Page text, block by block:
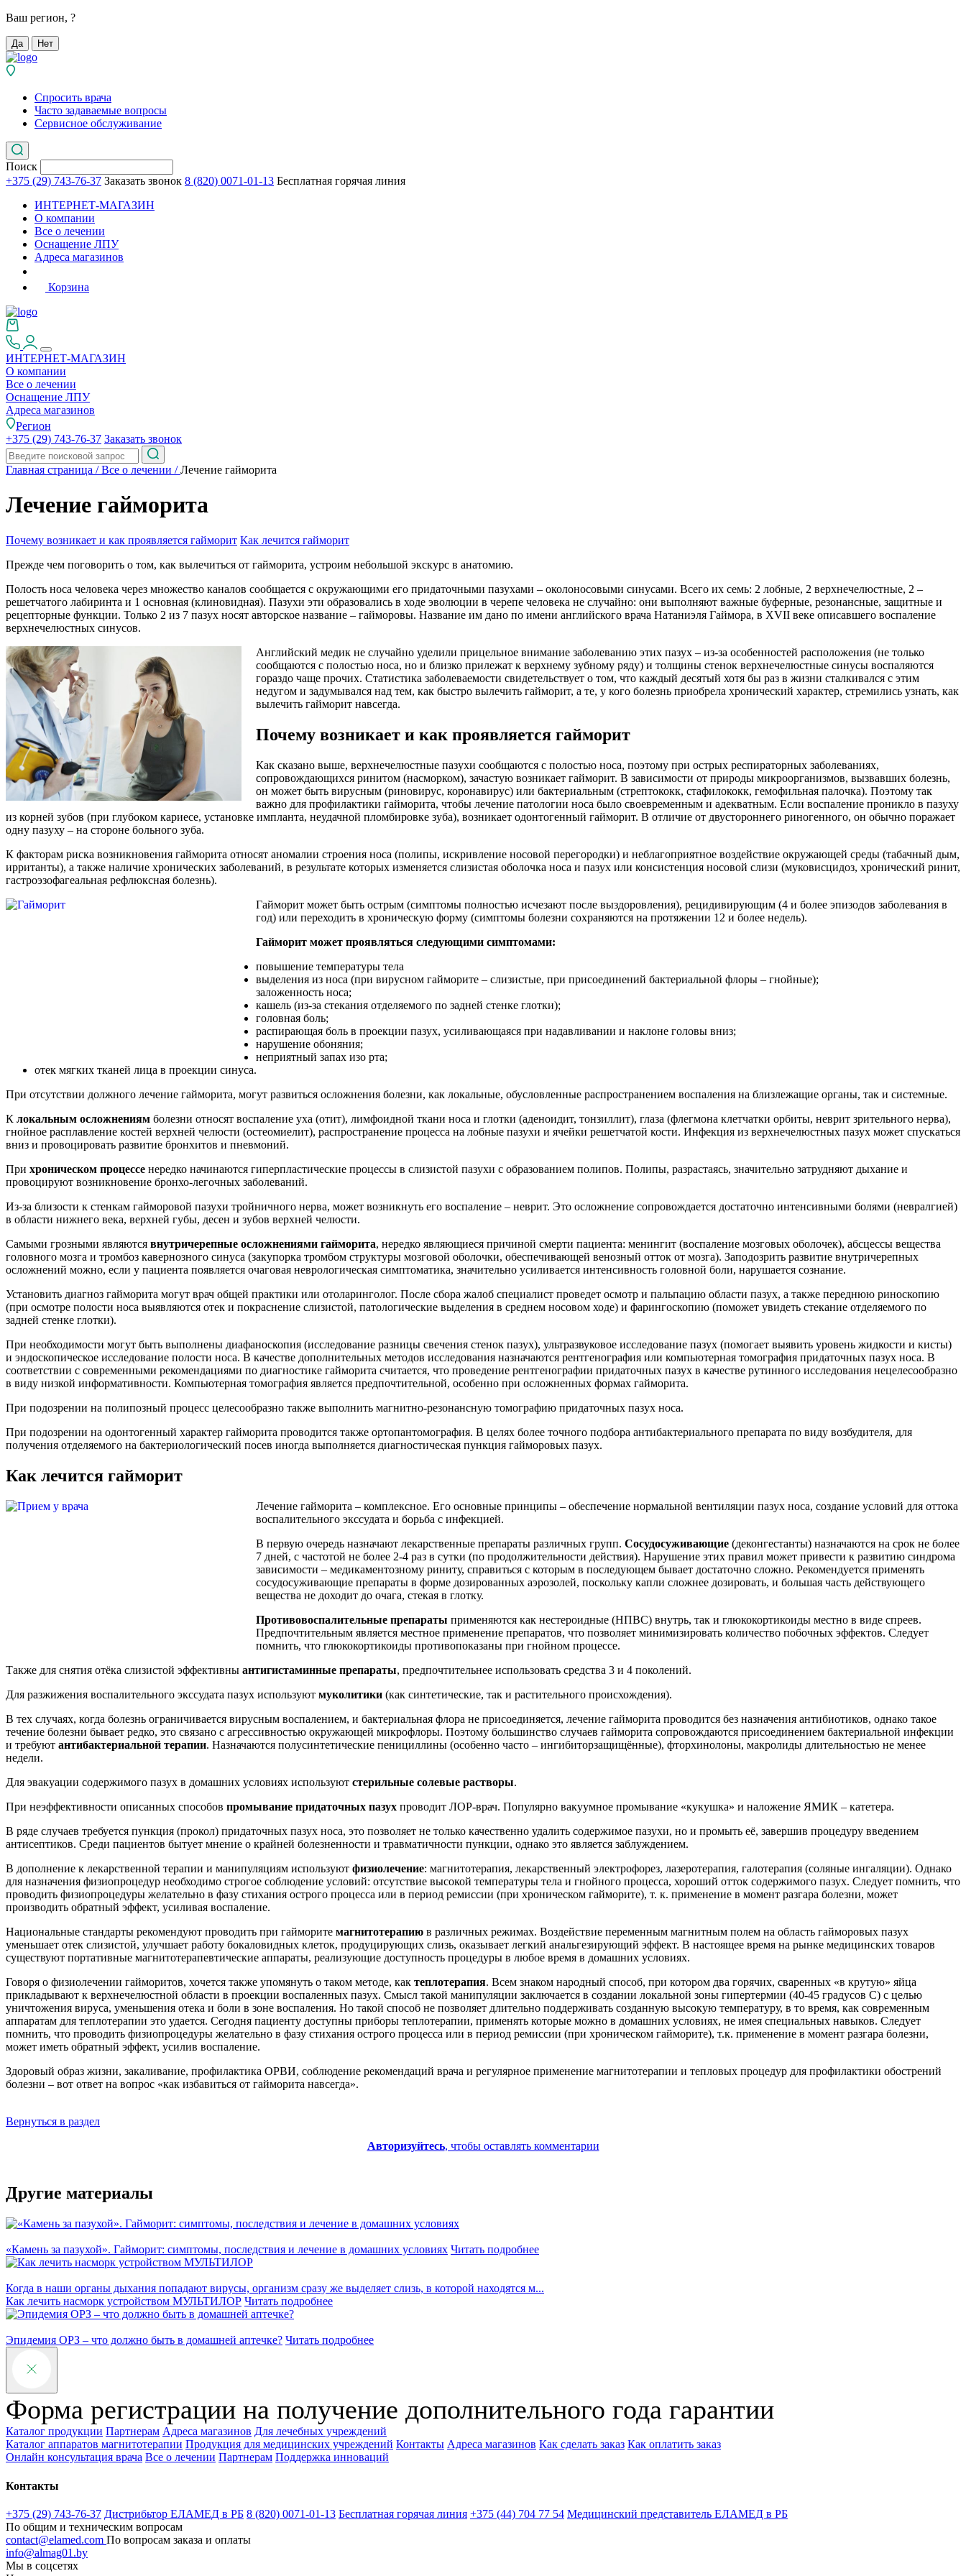
Ваш регион, ?
Да Нет
Спросить врача
Часто задаваемые вопросы
Сервисное обслуживание
Поиск
+375 (29) 743-76-37 Заказать звонок 8 (820) 0071-01-13 Бесплатная горячая линия
ИНТЕРНЕТ-МАГАЗИН
О компании
Все о лечении
Оснащение ЛПУ
Адреса магазинов
Корзина
ИНТЕРНЕТ-МАГАЗИН
О компании
Все о лечении
Оснащение ЛПУ
Адреса магазинов
Регион
+375 (29) 743-76-37 Заказать звонок
Главная страница /Все о лечении /Лечение​ ​гайморита
Лечение​ ​гайморита
Почему возникает и как проявляется гайморит Как лечится гайморит
Прежде чем поговорить о том, как вылечиться от гайморита, устроим небольшой экскурс в анатомию.
Полость носа человека через множество каналов сообщается с окружающими его придаточными пазухами – околоносовыми синусами. Всего их семь: 2 лобные, 2 верхнечелюстные, 2 –
решетчатого лабиринта и 1 основная (клиновидная). Пазухи эти образовались в ходе эволюции в черепе человека не случайно: они выполняют важные буферные, резонансные, защитные и
рецепторные функции. Только 2 из 7 пазух носят авторское название – гайморовы. Название им дано по имени английского врача Натаниэля Гаймора, в XVII веке описавшего воспаление
верхнечелюстных синусов.
Английский медик не случайно уделили прицельное внимание заболеванию этих пазух – из-за особенностей расположения (не только
сообщаются с полостью носа, но и близко прилежат к верхнему зубному ряду) и толщины стенок верхнечелюстные синусы воспаляются
гораздо чаще прочих. Статистика заболеваемости свидетельствует о том, что каждый десятый хотя бы раз в жизни сталкивался с этим
недугом и задумывался над тем, как быстро вылечить гайморит, а те, у кого болезнь приобрела хронический характер, стремились узнать, как
вылечить гайморит навсегда.
Почему возникает и как проявляется гайморит
Как сказано выше, верхнечелюстные пазухи сообщаются с полостью носа, поэтому при острых респираторных заболеваниях,
сопровождающихся ринитом (насморком), зачастую возникает гайморит. В зависимости от природы микроорганизмов, вызвавших болезнь,
он может быть вирусным (риновирус, коронавирус) или бактериальным (стрептококк, стафилококк, гемофильная палочка). Поэтому так
важно для профилактики гайморита, чтобы лечение патологии носа было своевременным и адекватным. Если воспаление проникло в пазуху
из корней зубов (при глубоком кариесе, установке импланта, неудачной пломбировке зуба), возникает одонтогенный гайморит. В отличие от двустороннего риногенного, он обычно поражает
одну пазуху – на стороне больного зуба.
К факторам риска возникновения гайморита относят аномалии строения носа (полипы, искривление носовой перегородки) и неблагоприятное воздействие окружающей среды (табачный дым,
ирританты), а также наличие хронических заболеваний, в результате которых изменяется слизистая оболочка носа и пазух или консистенция носовой слизи (муковисцидоз, хронический ринит,
гастроэзофагеальная рефлюксная болезнь).
Гайморит может быть острым (симптомы полностью исчезают после выздоровления), рецидивирующим (4 и более эпизодов заболевания в
год) или переходить в хроническую форму (симптомы болезни сохраняются на протяжении 12 и более недель).
Гайморит может проявляться следующими симптомами:
повышение температуры тела
выделения из носа (при вирусном гайморите – слизистые, при присоединений бактериальной флоры – гнойные);
заложенность носа;
кашель (из-за стекания отделяемого по задней стенке глотки);
головная боль;
распирающая боль в проекции пазух, усиливающаяся при надавливании и наклоне головы вниз;
нарушение обоняния;
неприятный запах изо рта;
отек мягких тканей лица в проекции синуса.
При отсутствии должного лечение гайморита, могут развиться осложнения болезни, как локальные, обусловленные распространением воспаления на близлежащие органы, так и системные.
К локальным осложнениям болезни относят воспаление уха (отит), лимфоидной ткани носа и глотки (аденоидит, тонзиллит), глаза (флегмона клетчатки орбиты, неврит зрительного нерва),
гнойное расплавление костей верхней челюсти (остеомиелит), распространение процесса на лобные пазухи и ячейки решетчатой кости. Инфекция из верхнечелюстных пазух может спускаться
вниз и провоцировать развитие бронхитов и пневмоний.
При хроническом процессе нередко начинаются гиперпластические процессы в слизистой пазухи с образованием полипов. Полипы, разрастаясь, значительно затрудняют дыхание и
провоцируют возникновение бронхо-легочных заболеваний.
Из-за близости к стенкам гайморовой пазухи тройничного нерва, может возникнуть его воспаление – неврит. Это осложнение сопровождается достаточно интенсивными болями (невралгией)
в области нижнего века, верхней губы, десен и зубов верхней челюсти.
Самыми грозными являются внутричерепные осложнениями гайморита, нередко являющиеся причиной смерти пациента: менингит (воспаление мозговых оболочек), абсцессы вещества
головного мозга и тромбоз кавернозного синуса (закупорка тромбом структуры мозговой оболочки, обеспечивающей венозный отток от мозга). Заподозрить развитие внутричерепных
осложнений можно, если у пациента появляется очаговая неврологическая симптоматика, значительно усиливается интенсивность головной боли, нарушается сознание.
Установить диагноз гайморита могут врач общей практики или отоларинголог. После сбора жалоб специалист проведет осмотр и пальпацию области пазух, а также переднюю риноскопию
(при осмотре полости носа выявляются отек и покраснение слизистой, патологические выделения в среднем носовом ходе) и фарингоскопию (поможет увидеть стекание отделяемого по
задней стенке глотки).
При необходимости могут быть выполнены диафаноскопия (исследование разницы свечения стенок пазух), ультразвуковое исследование пазух (помогает выявить уровень жидкости и кисты)
и эндоскопическое исследование полости носа. В качестве дополнительных методов исследования назначаются рентгенография или компьютерная томография придаточных пазух носа. В
соответствии с современными рекомендациями по диагностике гайморита считается, что проведение рентгенографии придаточных пазух в качестве рутинного исследования нецелесообразно
в виду низкой информативности. Компьютерная томография является предпочтительной, особенно при осложненных формах гайморита.
При подозрении на полипозный процесс целесообразно также выполнить магнитно-резонансную томографию придаточных пазух носа.
При подозрении на одонтогенный характер гайморита проводится также ортопантомография. В целях более точного подбора антибактериального препарата по виду возбудителя, для
получения отделяемого на бактериологический посев иногда выполняется диагностическая пункция гайморовых пазух.
Как лечится гайморит
Лечение гайморита – комплексное. Его основные принципы – обеспечение нормальной вентиляции пазух носа, создание условий для оттока
воспалительного экссудата и борьба с инфекцией.
В первую очередь назначают лекарственные препараты различных групп. Сосудосуживающие (деконгестанты) назначаются на срок не более
7 дней, с частотой не более 2-4 раз в сутки (по продолжительности действия). Нарушение этих правил может привести к развитию синдрома
зависимости – медикаментозному риниту, справиться с которым в последующем бывает достаточно сложно. Рекомендуется применять
сосудосуживающие препараты в форме дозированных аэрозолей, поскольку капли сложнее дозировать, и большая часть действующего
вещества не доходит до очага, стекая в глотку.
Противовоспалительные препараты применяются как нестероидные (НПВС) внутрь, так и глюкокортикоиды местно в виде спреев.
Предпочтительным является местное применение препаратов, что позволяет минимизировать количество побочных эффектов. Следует
помнить, что глюкокортикоиды противопоказаны при гнойном процессе.
Также для снятия отёка слизистой эффективны антигистаминные препараты, предпочтительнее использовать средства 3 и 4 поколений.
Для разжижения воспалительного экссудата пазух используют муколитики (как синтетические, так и растительного происхождения).
В тех случаях, когда болезнь ограничивается вирусным воспалением, и бактериальная флора не присоединяется, лечение гайморита проводится без назначения антибиотиков, однако такое
течение болезни бывает редко, это связано с агрессивностью окружающей микрофлоры. Поэтому большинство случаев гайморита сопровождаются присоединением бактериальной инфекции
и требуют антибактериальной терапии. Назначаются полусинтетические пенициллины (особенно часто – ингибиторзащищённые), фторхинолоны, макролиды длительностью не менее
недели.
Для эвакуации содержимого пазух в домашних условиях используют стерильные солевые растворы.
При неэффективности описанных способов промывание придаточных пазух проводит ЛОР-врач. Популярно вакуумное промывание «кукушка» и наложение ЯМИК – катетера.
В ряде случаев требуется пункция (прокол) придаточных пазух носа, это позволяет не только качественно удалить содержимое пазухи, но и промыть её, завершив процедуру введением
антисептиков. Среди пациентов бытует мнение о крайней болезненности и травматичности пункции, однако это является заблуждением.
В дополнение к лекарственной терапии и манипуляциям используют физиолечение: магнитотерапия, лекарственный электрофорез, лазеротерапия, галотерапия (соляные ингаляции). Однако
для назначения физиопроцедур необходимо строгое соблюдение условий: отсутствие высокой температуры тела и гнойного процесса, хороший отток содержимого пазух. Следует помнить, что
проводить физиопроцедуры желательно в фазу стихания острого процесса или в период ремиссии (при хроническом гайморите), т. к. применение в момент разгара болезни, может
производить обратный эффект, усиливая воспаление.
Национальные стандарты рекомендуют проводить при гайморите магнитотерапию в различных режимах. Воздействие переменным магнитным полем на область гайморовых пазух
уменьшает отек слизистой, улучшает работу бокаловидных клеток, продуцирующих слизь, оказывает легкий анальгезирующий эффект. В настоящее время на рынке медицинских товаров
существуют портативные магнитотерапевтические аппараты, реализующие доступность процедуры в любое время в домашних условиях.
Говоря о физиолечении гайморитов, хочется также упомянуть о таком методе, как теплотерапия. Всем знаком народный способ, при котором два горячих, сваренных «в крутую» яйца
прикладывают к верхнечелюстной области в проекции воспаленных пазух. Смысл такой манипуляции заключается в создании локальной зоны гипертермии (40-45 градусов С) с целью
уничтожения вируса, уменьшения отека и боли в зоне воспаления. Но такой способ не позволяет длительно поддерживать созданную высокую температуру, в то время, как современным
аппаратам для теплотерапии это удается. Сегодня пациенту доступны приборы теплотерапии, применять которые можно в домашних условиях, не имея специальных навыков. Следует
помнить, что проводить физиопроцедуры желательно в фазу стихания острого процесса или в период ремиссии (при хроническом гайморите), т.к. применение в момент разгара болезни,
может иметь обратный эффект, усилив воспаление.
Здоровый образ жизни, закаливание, профилактика ОРВИ, соблюдение рекомендаций врача и регулярное применение магнитотерапии и тепловых процедур для профилактики обострений
болезни – вот ответ на вопрос «как избавиться от гайморита навсегда».
Вернуться в раздел
Авторизуйтесь, чтобы оставлять комментарии
Другие материалы
«Камень за пазухой». Гайморит: симптомы, последствия и лечение в домашних условиях Читать подробнее
Когда в наши органы дыхания попадают вирусы, организм сразу же выделяет слизь, в которой находятся м...
Как лечить насморк устройством МУЛЬТИЛОР Читать подробнее
Эпидемия ОРЗ – что должно быть в домашней аптечке? Читать подробнее
Форма регистрации на получение дополнительного года гарантии
Каталог продукции Партнерам Адреса магазинов Для лечебных учреждений
Каталог аппаратов магнитотерапии Продукция для медицинских учреждений Контакты Адреса магазинов Как сделать заказ Как оплатить заказ
Онлайн консультация врача Все о лечении Партнерам Поддержка инноваций
Контакты
+375 (29) 743-76-37 Дистрибьтор ЕЛАМЕД в РБ 8 (820) 0071-01-13 Бесплатная горячая линия +375 (44) 704 77 54 Медицинский представитель ЕЛАМЕД в РБ
По общим и техническим вопросам
contact@elamed.com По вопросам заказа и оплаты
info@almag01.by
Мы в соцсетях